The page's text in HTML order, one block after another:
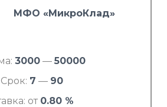
МФО «МикроКлад»
3000 — 50000
Срок: 7 — 90
от 0.80 %